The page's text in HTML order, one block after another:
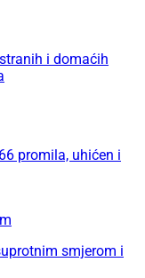
i domaćih
promila, uhićen i
smjerom i